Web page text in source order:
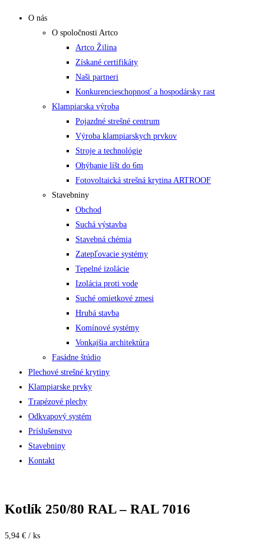
O nás
O spoločnosti Artco
Artco Žilina
Získané certifikáty
Naši partneri
Konkurencieschopnosť a hospodársky rast
Klampiarska výroba
Pojazdné strešné centrum
Výroba klampiarskych prvkov
Stroje a technológie
Ohýbanie líšt do 6m
Fotovoltaická strešná krytina ARTROOF
Stavebniny
Obchod
Suchá výstavba
Stavebná chémia
Zatepľovacie systémy
Tepelné izolácie
Izolácia proti vode
Suché omietkové zmesi
Hrubá stavba
Komínové systémy
Vonkajšia architektúra
Fasádne štúdio
Plechové strešné krytiny
Klampiarske prvky
Trapézové plechy
Odkvapový systém
Príslušenstvo
Stavebniny
Kontakt
Kotlík 250/80 RAL – RAL 7016
5,94 € / ks